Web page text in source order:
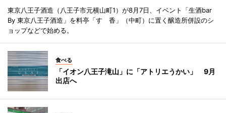
東京八王子酒造（八王子市元横山町1）が8月7日、イベント「生酒bar
By 東京八王子酒造」を料亭「すゞ香」（中町）に置く醸造所併設のシ
ョップなどで始める。
食べる
「イオン八王子滝山」に「アトリエうかい」 9月
出店へ